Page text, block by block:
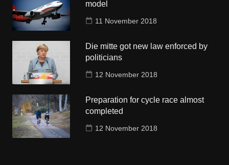
model
11 November 2018
Die mitte got new law enforced by
politicians
12 November 2018
Preparation for cycle race almost
completed
12 November 2018